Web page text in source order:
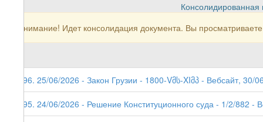
Внимание! Идет консолидация документа. Вы
296. 25/06/2026 - Закон Грузии - 1800-Vმს-XIმპ - Вебсайт, 30/
295. 24/06/2026 - Решение Конституционного суда - 1/2/882 -